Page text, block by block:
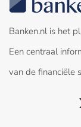
Banken.nl is het
Een centraal
van de financiële